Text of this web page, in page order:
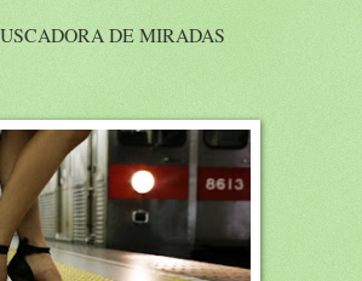
DE MIRADAS